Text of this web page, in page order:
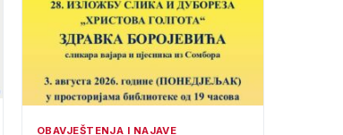
OBAVJEŠTENJA I NAJAVE